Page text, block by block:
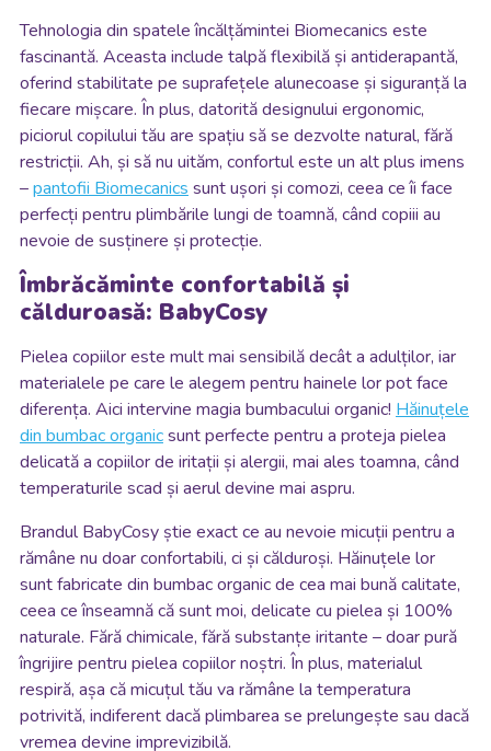
Tehnologia din spatele încălțămintei Biomecanics este
fascinantă. Aceasta include talpă flexibilă și antiderapantă,
oferind stabilitate pe suprafețele alunecoase și siguranță la
fiecare mișcare. În plus, datorită designului ergonomic,
piciorul copilului tău are spațiu să se dezvolte natural, fără
restricții. Ah, și să nu uităm, confortul este un alt plus imens
–pantofii Biomecanics sunt ușori și comozi, ceea ce îi face
perfecți pentru plimbările lungi de toamnă, când copiii au
nevoie de susținere și protecție.
Îmbrăcăminte confortabilă și
călduroasă: BabyCosy
Pielea copiilor este mult mai sensibilă decât a adulților, iar
materialele pe care le alegem pentru hainele lor pot face
diferența. Aici intervine magia bumbacului organic! Hăinuțele
din bumbac organicsunt perfecte pentru a proteja pielea
delicată a copiilor de iritații și alergii, mai ales toamna, când
temperaturile scad și aerul devine mai aspru.
Brandul BabyCosy știe exact ce au nevoie micuții pentru a
rămâne nu doar confortabili, ci și călduroși. Hăinuțele lor
sunt fabricate din bumbac organic de cea mai bună calitate,
ceea ce înseamnă că sunt moi, delicate cu pielea și 100%
naturale. Fără chimicale, fără substanțe iritante – doar pură
îngrijire pentru pielea copiilor noștri. În plus, materialul
respiră, așa că micuțul tău va rămâne la temperatura
potrivită, indiferent dacă plimbarea se prelungește sau dacă
vremea devine imprevizibilă.